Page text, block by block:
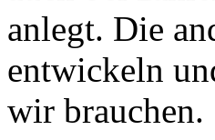
anlegt. Die
entwickeln
wir brauchen.